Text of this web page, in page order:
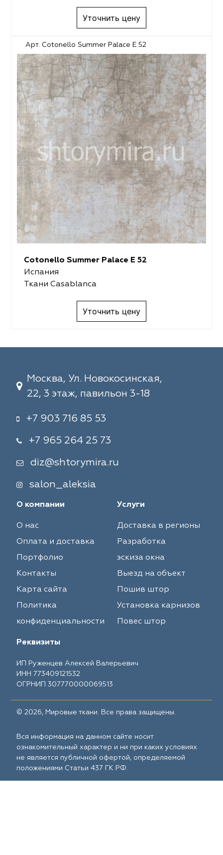
Уточнить цену
Арт. Cotonello Summer Palace E 52
Cotonello Summer Palace E 52
Испания
Ткани Casablanca
Уточнить цену
Москва, Ул. Новокосинская,
22, 3 этаж, павильон 3-18
+7 903 716 85 53
+7 965 264 25 73
diz@shtorymira.ru
salon_aleksia
О компании
О нас
Оплата и доставка
Портфолио
Контакты
Карта сайта
Политика
конфиденциальности
Услуги
Доставка в регионы
Разработка
эскиза окна
Выезд на объект
Пошив штор
Установка карнизов
Повес штор
Реквизиты
ИП Руженцев Алексей Валерьевич
ИНН 773409121532
ОГРНИП 307770000069513
© 2026, Мировые ткани. Все права защищены.
Вся информация на данном сайте носит
ознакомительный характер и ни при каких условиях
не является публичной офертой, определяемой
положениями Статьи 437 ГК РФ.